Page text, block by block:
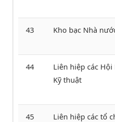
43 Kho bạc Nhà
44
Liên hiệp các Hội
Kỹ thuật
45
Liên hiệp các tổ